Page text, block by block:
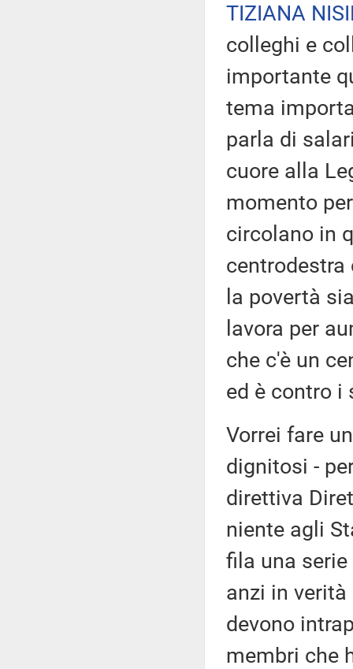
TIZIANA
colleghi e
importante
tema
parla di
cuore alla
momento
circolano in
centrodestra
la povertà
lavora per
che c'è un
ed è contro i
Vorrei fare
dignitosi -
direttiva
niente agli
fila una
anzi in
devono
membri che